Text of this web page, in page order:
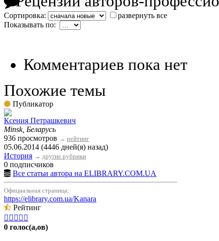
Сортировка:
развернуть все
Показывать по:
Комментариев пока нет
Похожие темы
Публикатор
Ксения Петрашкевич
Minsk, Беларусь
936 просмотров → рейтинг
05.06.2014 (4446 дней(я) назад)
История → другие рубрики
0 подписчиков
Все статьи автора на ELIBRARY.COM.UA
Официальная страница:
https://elibrary.com.ua/Kanara
Рейтинг
    
0 голос(а,ов)